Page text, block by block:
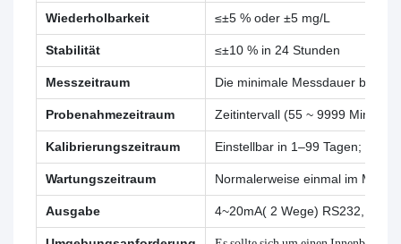
Wiederholbarkeit ≤±5 % oder ±5 mg/L
Stabilität ≤±10 % in 24 Stunden
Messzeitraum Die minimale Messdauer
Probenahmezeitraum Zeitintervall (55 ~ 9999
Kalibrierungszeitraum Einstellbar in 1–99 Tagen;
Wartungszeitraum Normalerweise einmal im
Ausgabe 4~20mA( 2 Wege)